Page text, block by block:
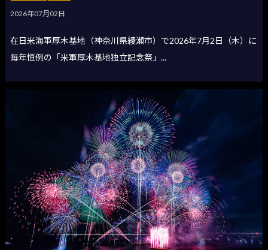
2026年07月02日
在日米海軍厚木基地（神奈川県綾瀬市）で2026年7月2日（木）に
毎年恒例の「米軍厚木基地独立記念祭」...